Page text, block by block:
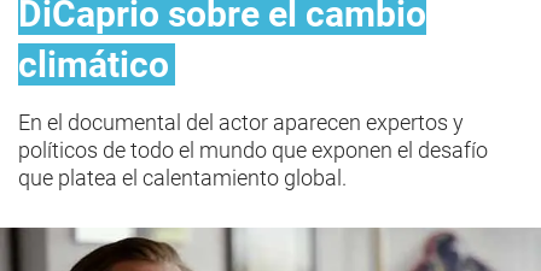
DiCaprio sobre el cambio
climático
En el documental del actor aparecen expertos y
políticos de todo el mundo que exponen el desafío
que platea el calentamiento global.